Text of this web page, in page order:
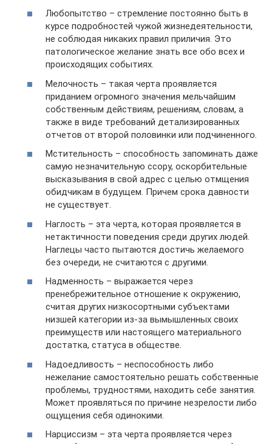
Любопытство – стремление постоянно быть в
курсе подробностей чужой жизнедеятельности,
не соблюдая никаких правил приличия. Это
патологическое желание знать все обо всех и
происходящих событиях.
Мелочность – такая черта проявляется
приданием огромного значения мельчайшим
собственным действиям, решениям, словам, а
также в виде требований детализированных
отчетов от второй половинки или подчиненного.
Мстительность – способность запоминать даже
самую незначительную ссору, оскорбительные
высказывания в свой адрес с целью отмщения
обидчикам в будущем. Причем срока давности
не существует.
Наглость – эта черта, которая проявляется в
нетактичности поведения среди других людей.
Наглецы часто пытаются достичь желаемого
без очереди, не считаются с другими.
Надменность – выражается через
пренебрежительное отношение к окружению,
считая других низкосортными субъектами
низшей категории из-за вымышленных своих
преимуществ или настоящего материального
достатка, статуса в обществе.
Надоедливость – неспособность либо
нежелание самостоятельно решать собственные
проблемы, трудностями, находить себе занятия.
Может проявляться по причине незрелости либо
ощущения себя одинокими.
Нарциссизм – эта черта проявляется через